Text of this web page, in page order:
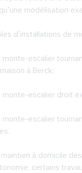
modélisation
d’installations de
monte-escalier
à Berck;
monte-escalier droit
monte-escalier
à domicile
certains